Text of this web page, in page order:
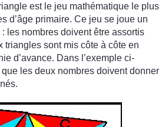
est le jeu mathématique le plus
d’âge primaire. Ce jeu se joue un
les nombres doivent être assortis
triangles sont mis côte à côte en
d’avance. Dans l’exemple ci-
les deux nombres doivent donner